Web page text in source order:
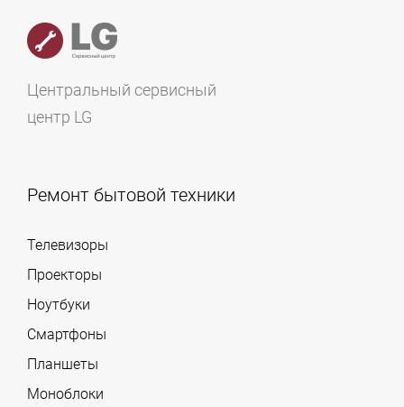
Центральный сервисный
центр LG
Ремонт бытовой техники
Телевизоры
Проекторы
Ноутбуки
Смартфоны
Планшеты
Моноблоки